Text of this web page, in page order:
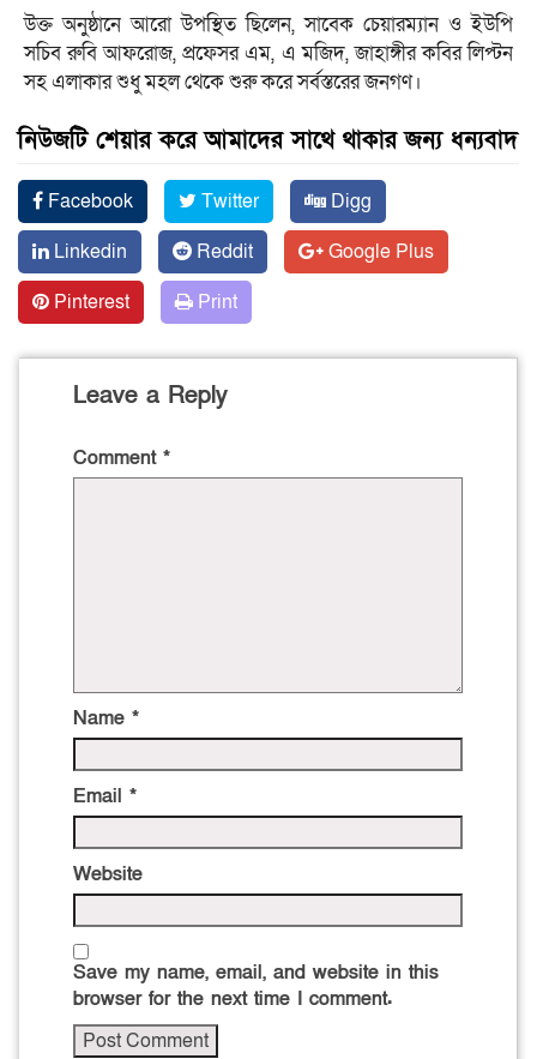
উক্ত অনুষ্ঠানে আরো উপস্থিত ছিলেন, সাবেক চেয়ারম্যান ও ইউপি
সচিব রুবি আফরোজ, প্রফেসর এম, এ মজিদ, জাহাঙ্গীর কবির লিপ্টন
সহ এলাকার শুধু মহল থেকে শুরু করে সর্বস্তরের জনগণ।
নিউজটি শেয়ার করে আমাদের সাথে থাকার জন্য ধন্যবাদ
Facebook Twitter
Digg
Linkedin
Reddit
Google Plus
Pinterest
Print
Leave a Reply
Comment *
Name *
Email *
Website
Save my name, email, and website in this
browser for the next time I comment.